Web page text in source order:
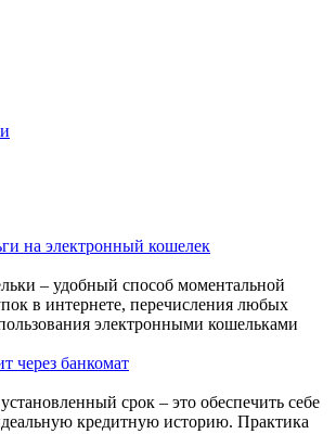
на электронный кошелек
– удобный способ моментальной
в интернете, перечисления любых
электронными кошельками
через банкомат
срок – это обеспечить себе
кредитную историю. Практика